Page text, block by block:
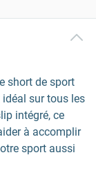
short de sport
sur tous les
intégré, ce
à accomplir
sport aussi